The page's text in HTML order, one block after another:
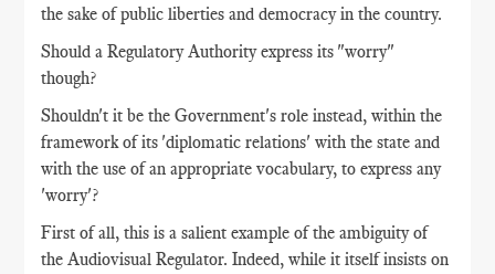
the sake of public liberties and democracy in the country.
Should a Regulatory Authority express its "worry"
though?
Shouldn't it be the Government's role instead, within the
framework of its 'diplomatic relations' with the state and
with the use of an appropriate vocabulary, to express any
'worry'?
First of all, this is a salient example of the ambiguity of
the Audiovisual Regulator. Indeed, while it itself insists on